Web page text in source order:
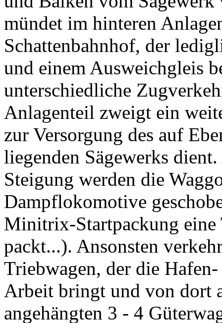
mündet im hinteren
Schattenbahnhof, der
und einem Ausweichgleis
unterschiedliche
Anlagenteil zweigt ein
zur Versorgung des auf
liegenden Sägewerks
Steigung werden die
Dampflokomotive
Minitrix-Startpackung eine
packt...). Ansonsten
Triebwagen, der die
Arbeit bringt und von dort
angehängten 3 - 4